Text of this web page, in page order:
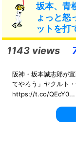
坂本、青
ょっと怒
ットを打
1143 views
阪神・坂本誠志郎が
てやろう」ヤクルト
https://t.co/QEcY0...